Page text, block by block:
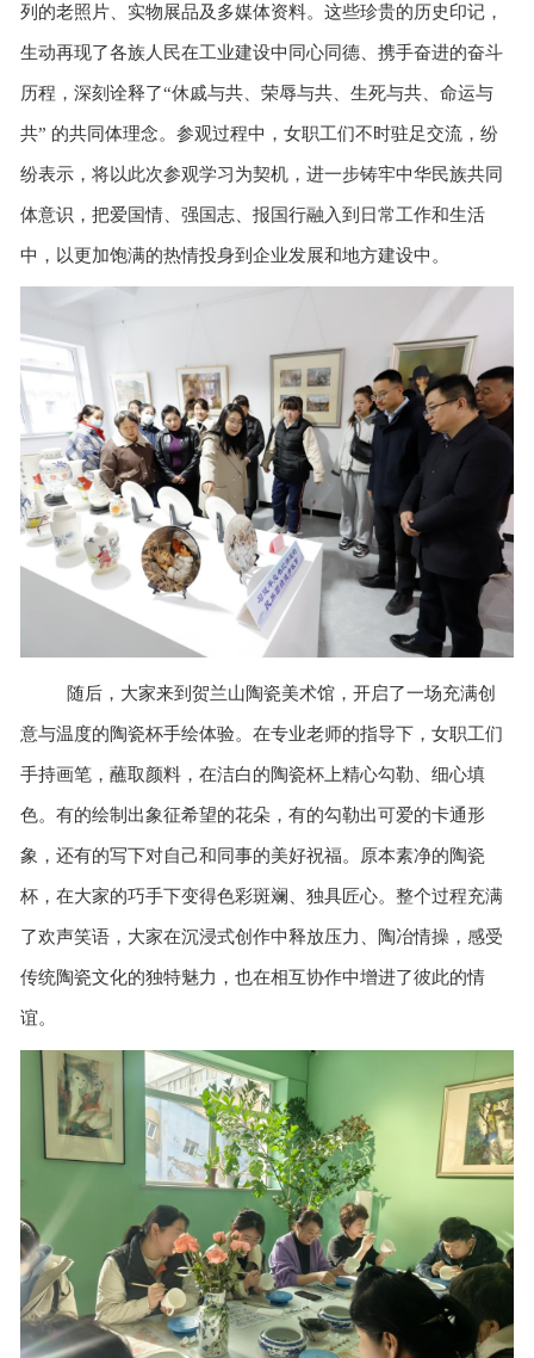
列的老照片、实物展品及多媒体资料。这些珍贵的历史印记，
生动再现了各族人民在工业建设中同心同德、携手奋进的奋斗
历程，深刻诠释了“休戚与共、荣辱与共、生死与共、命运与
共” 的共同体理念。参观过程中，女职工们不时驻足交流，纷
纷表示，将以此次参观学习为契机，进一步铸牢中华民族共同
体意识，把爱国情、强国志、报国行融入到日常工作和生活
中，以更加饱满的热情投身到企业发展和地方建设中。
随后，大家来到贺兰山陶瓷美术馆，开启了一场充满创
意与温度的陶瓷杯手绘体验。在专业老师的指导下，女职工们
手持画笔，蘸取颜料，在洁白的陶瓷杯上精心勾勒、细心填
色。有的绘制出象征希望的花朵，有的勾勒出可爱的卡通形
象，还有的写下对自己和同事的美好祝福。原本素净的陶瓷
杯，在大家的巧手下变得色彩斑斓、独具匠心。整个过程充满
了欢声笑语，大家在沉浸式创作中释放压力、陶冶情操，感受
传统陶瓷文化的独特魅力，也在相互协作中增进了彼此的情
谊。